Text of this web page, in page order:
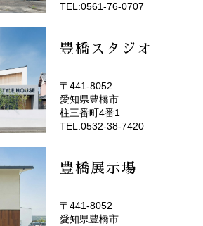
TEL:0561-76-0707
豊橋スタジオ
(EMOTOP豊橋)
〒441-8052
愛知県豊橋市
柱三番町4番1
TEL:0532-38-7420
豊橋展示場
〒441-8052
愛知県豊橋市